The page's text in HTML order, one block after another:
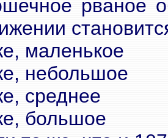
рваное
маленькое
небольшое
среднее
большое